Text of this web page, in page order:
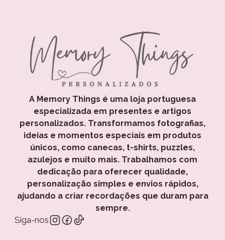
A Memory Things é uma loja portuguesa
especializada em presentes e artigos
personalizados. Transformamos fotografias,
ideias e momentos especiais em produtos
únicos, como canecas, t-shirts, puzzles,
azulejos e muito mais. Trabalhamos com
dedicação para oferecer qualidade,
personalização simples e envios rápidos,
ajudando a criar recordações que duram para
sempre.
Siga-nos